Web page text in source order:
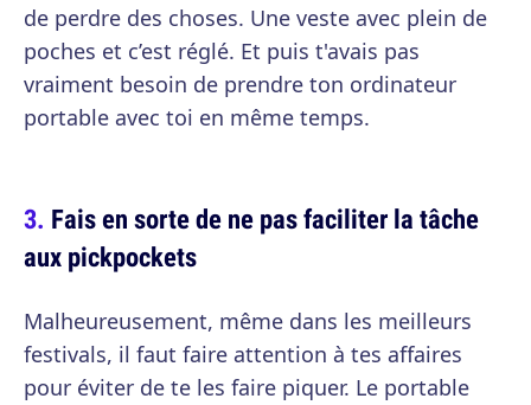
de perdre des choses. Une veste avec plein de
poches et c’est réglé. Et puis t'avais pas
vraiment besoin de prendre ton ordinateur
portable avec toi en même temps.
Fais en sorte de ne pas faciliter la tâche
aux pickpockets
Malheureusement, même dans les meilleurs
festivals, il faut faire attention à tes affaires
pour éviter de te les faire piquer. Le portable